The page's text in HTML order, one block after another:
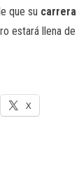
que su carrera
estará llena de
X